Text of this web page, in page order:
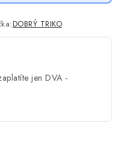
DOBRÝ TRIKO
jen DVA -